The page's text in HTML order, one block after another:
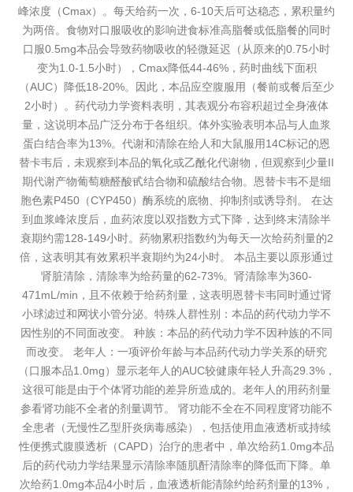
峰浓度（Cmax）。每天给药一次，6-10天后可达稳态，累积量约
为两倍。食物对口服吸收的影响进食标准高脂餐或低脂餐的同时
口服0.5mg本品会导致药物吸收的轻微延迟（从原来的0.75小时
变为1.0-1.5小时），Cmax降低44-46%，药时曲线下面积
（AUC）降低18-20%。因此，本品应空腹服用（餐前或餐后至少
2小时）。药代动力学资料表明，其表观分布容积超过全身液体
量，这说明本品广泛分布于各组织。体外实验表明本品与人血浆
蛋白结合率为13%。代谢和清除在给人和大鼠服用14C标记的恩
替卡韦后，未观察到本品的氧化或乙酰化代谢物，但观察到少量II
期代谢产物葡萄糖醛酸甙结合物和硫酸结合物。恩替卡韦不是细
胞色素P450（CYP450）酶系统的底物、抑制剂或诱导剂。 在达
到血浆峰浓度后，血药浓度以双指数方式下降，达到终末清除半
衰期约需128-149小时。药物累积指数约为每天一次给药剂量的2
倍，这表明其有效累积半衰期约为24小时。 本品主要以原形通过
肾脏清除，清除率为给药量的62-73%。肾清除率为360-
471mL/min，且不依赖于给药剂量，这表明恩替卡韦同时通过肾
小球滤过和网状小管分泌。特殊人群性别：本品的药代动力学不
因性别的不同面改变。 种族：本品的药代动力学不因种族的不同
而改变。 老年人：一项评价年龄与本品药代动力学关系的研究
（口服本品1.0mg）显示老年人的AUC较健康年轻人升高29.3%，
这很可能是由于个体肾功能的差异所造成的。老年人的用药剂量
参看肾功能不全者的剂量调节。 肾功能不全在不同程度肾功能不
全患者（无慢性乙型肝炎病毒感染），包括使用血液透析或持续
性便携式腹膜透析（CAPD）治疗的患者中，单次给药1.0mg本品
后的药代动力学结果显示清除率随肌酐清除率的降低而下降。单
次给药1.0mg本品4小时后，血液透析能清除约给药剂量的13%，